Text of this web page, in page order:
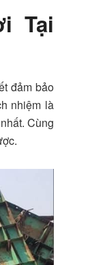
Tại
đảm bảo
nhiệm là
Cùng